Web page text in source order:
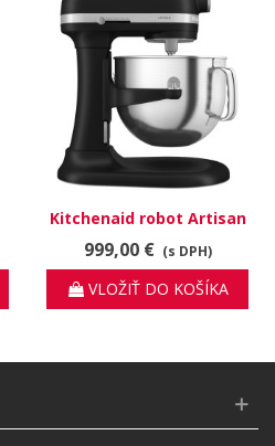
Kitchenaid robot Artisan
5KSM70SHXEBM matná
černá
999,00 € (s DPH)
VLOŽIŤ DO KOŠÍKA